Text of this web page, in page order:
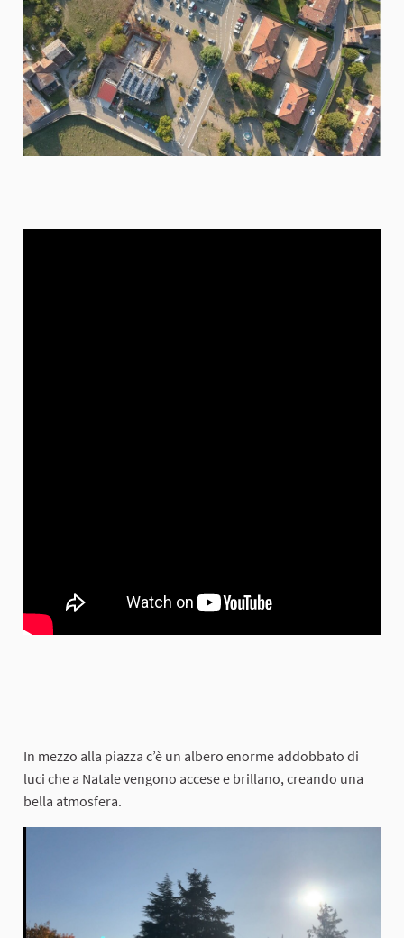
In mezzo alla piazza c’è un albero enorme addobbato di
luci che a Natale vengono accese e brillano, creando una
bella atmosfera.